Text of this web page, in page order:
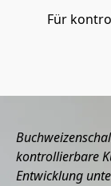
Für
kontrollierbare
Entwicklung